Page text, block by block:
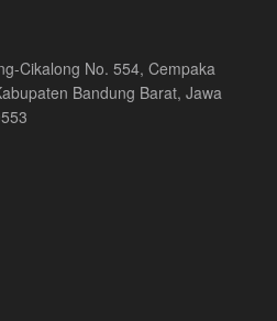
Cikalong No. 554, Cempaka
Bandung Barat, Jawa